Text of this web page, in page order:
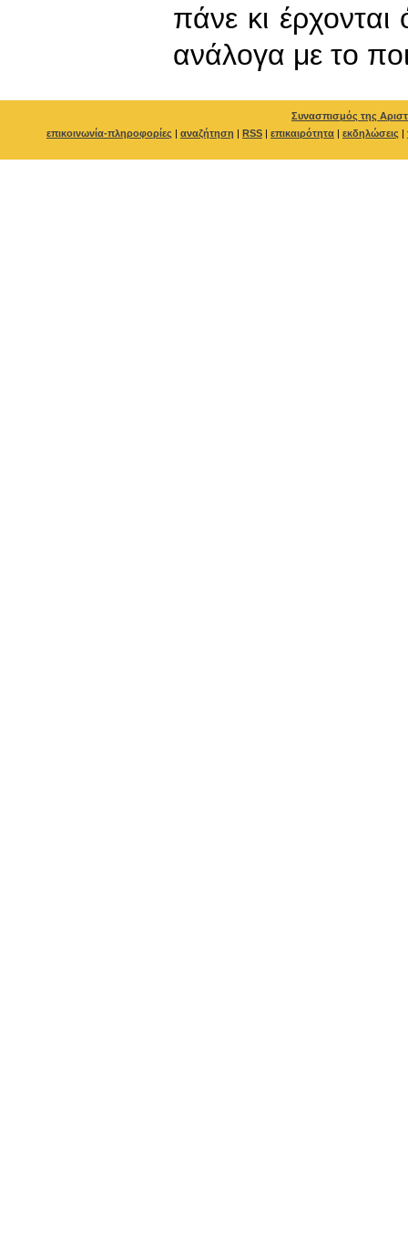
πάνε κι
ανάλογα με το
Συνασπισμός της
επικοινωνία-πληροφορίες | αναζήτηση | RSS | επικαιρότητα | εκδηλώσεις |